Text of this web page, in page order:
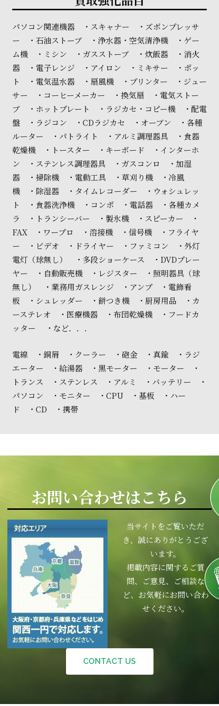
パソコン関連機器 ・スキャナー ・ズボンプレッサ
ー ・石油ストーブ ・浄水器・空気清浄機 ・ゲー
ム機 ・ミシン ・ガスストーブ ・炊飯器 ・消火
器 ・電子レンジ ・アイロン ・ミキサー ・ポッ
ト ・電気温水器 ・扇風機 ・プリンター ・ジュー
サー ・コーヒーメーカー ・換気扇 ・電気ストー
ブ ・ホットプレート ・ラジカセ・コピー機 ・配電
盤 ・ラジコン ・CDラジカセ ・オーブン ・各種
ルーター ・パトライト ・アルミ調理器具 ・食器
乾燥機 ・トースター ・キーボード ・インターホ
ン ・ステンレス調理器具 ・ガスコンロ ・加湿
器 ・掃除機 ・電動工具 ・草刈り機 ・冷風
機 ・除湿器 ・タイムレコーダー ・ウォシュレッ
ト ・食器洗浄機 ・コンポ ・電話器 ・各種カメ
ラ ・トランシーバー ・製氷機 ・スピーカー ・
FAX ・ワープロ ・溶接機 ・信号機 ・フライヤ
ー ・ビデオ ・ドライヤー ・ファミコン ・外灯
電灯（球無し） ・多段ショーケース ・DVDプレー
ヤー ・自動販売機 ・レジスター ・照明器具（球
無し） ・業務用ガスレンジ ・アンプ ・電飾看
板 ・シュレッダー ・餅つき機 ・厨房用品 ・カ
ーステレオ ・医療機器 ・布団乾燥機 ・フードカ
ッター ・など．．．
電線 ・銅屑 ・クーラー ・砲金 ・真鍮 ・ラジ
エーター ・給湯器 ・黒モーター ・モーター ・
トランス ・ステンレス ・アルミ ・バッテリー ・
パソコン ・モニター ・CPU ・基板 ・ハー
ド ・CD ・携帯
お問い合わせはこちら
当サイトをご覧いただ
き、誠にありがとうござ
います。
掲載内容に関するご質
問、ご意見、ご相談な
ど、お気軽にお問い合わ
せください。
CONTACT US